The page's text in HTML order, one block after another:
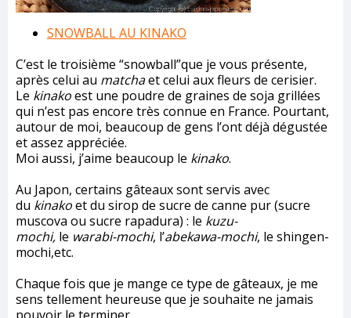
SNOWBALL AU KINAKO
C’est le troisième “snowball”que je vous présente,
après celui au matchaet celui aux fleurs de cerisier.
Le kinakoest une poudre de graines de soja grillées
qui n’est pas encore très connue en France. Pourtant,
autour de moi, beaucoup de gens l’ont déjà dégustée
et assez appréciée.
Moi aussi, j’aime beaucoup le kinako.
Au Japon, certains gâteaux sont servis avec
du kinakoet du sirop de sucre de canne pur (sucre
muscova ou sucre rapadura) : le kuzu-
mochi, le warabi-mochi, l’abekawa-mochi, le shingen-
mochi,etc.
Chaque fois que je mange ce type de gâteaux, je me
sens tellement heureuse que je souhaite ne jamais